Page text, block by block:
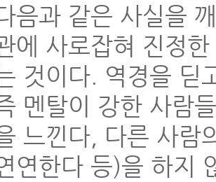
음과 같은 사실을
에 사로잡혀 진정
것이다. 역경을 딛
멘탈이 강한 사람
느낀다, 다른 사람
연한다 등)을 하지